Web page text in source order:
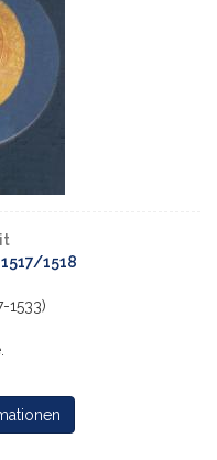
1518
1533)